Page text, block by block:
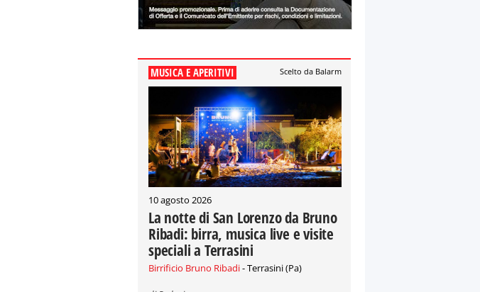
MUSICA E APERITIVI Scelto da Balarm
10 agosto 2026
La notte di San Lorenzo da Bruno
Ribadi: birra, musica live e visite
speciali a Terrasini
Birrificio Bruno Ribadi- Terrasini (Pa)